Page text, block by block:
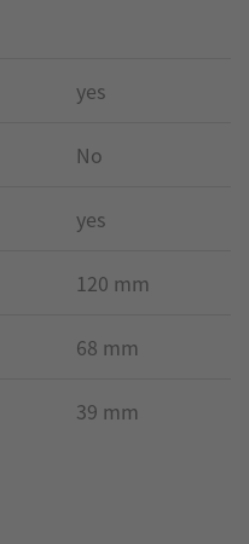
yes
No
yes
120 mm
68 mm
39 mm